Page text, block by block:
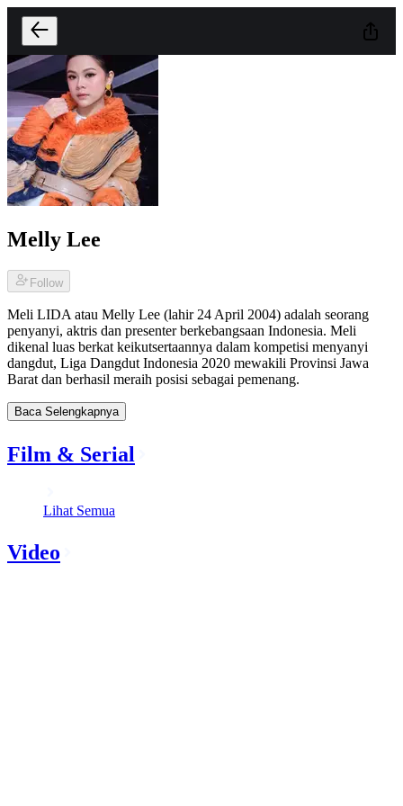
Melly Lee
Follow
Meli LIDA atau Melly Lee (lahir 24 April 2004) adalah seorang
penyanyi, aktris dan presenter berkebangsaan Indonesia. Meli
dikenal luas berkat keikutsertaannya dalam kompetisi menyanyi
dangdut, Liga Dangdut Indonesia 2020 mewakili Provinsi Jawa
Barat dan berhasil meraih posisi sebagai pemenang.
Baca Selengkapnya
Film & Serial
Lihat Semua
Video